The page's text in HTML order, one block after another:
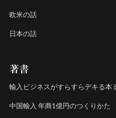
欧米の話
日本の話
著書
輸入ビジネスがすらすらデキる本
中国輸入 年商1億円のつくりかた